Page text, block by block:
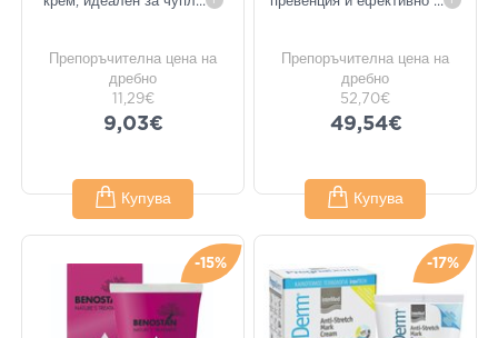
Препоръчителна цена на
дребно
11,29€
9,03€
Купува
Препоръчителна цена на
дребно
52,70€
49,54€
Купува
-15% -17%